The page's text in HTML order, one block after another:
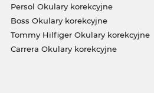
Persol Okulary korekcyjne
Boss Okulary korekcyjne
Tommy Hilfiger Okulary korekcyjne
Carrera Okulary korekcyjne